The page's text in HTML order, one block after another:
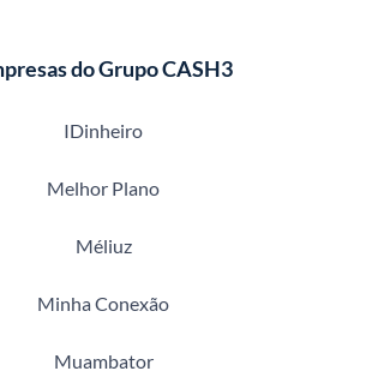
do Grupo CASH3
IDinheiro
Melhor Plano
Méliuz
Minha Conexão
Muambator